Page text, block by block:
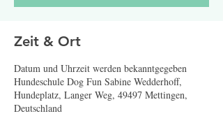
Zeit & Ort
Datum und Uhrzeit werden bekanntgegeben
Hundeschule Dog Fun Sabine Wedderhoff,
Hundeplatz, Langer Weg, 49497 Mettingen,
Deutschland